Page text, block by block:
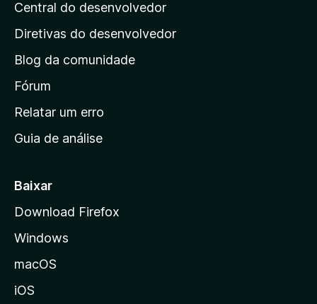
g
i
a
i
n
c
a
d
a
z
Central do desenvolvedor
Diretivas do desenvolvedor
Blog da comunidade
Fórum
Relatar um erro
Guia de análise
Baixar
Download Firefox
Windows
macOS
iOS